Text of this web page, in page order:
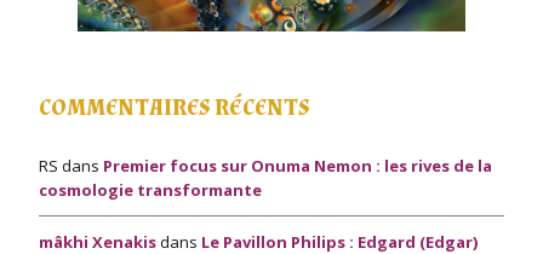
COMMENTAIRES RÉCENTS
RS dans Premier focus sur Onuma Nemon : les rives de la
cosmologie transformante
mâkhi Xenakisdans Le Pavillon Philips : Edgard (Edgar)